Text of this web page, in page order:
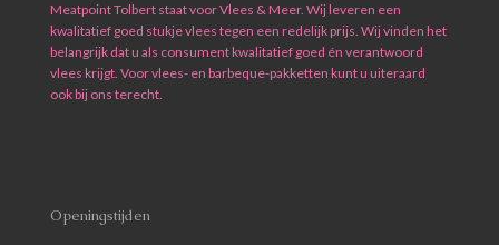
Meatpoint Tolbert staat voor Vlees & Meer. Wij leveren een
kwalitatief goed stukje vlees tegen een redelijk prijs. Wij vinden het
belangrijk dat u als consument kwalitatief goed én verantwoord
vlees krijgt. Voor vlees- en barbeque-pakketten kunt u uiteraard
ook bij ons terecht.
Openingstijden